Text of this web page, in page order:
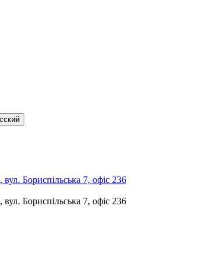
Бориспільська 7, офіс 236
Бориспільська 7, офіс 236